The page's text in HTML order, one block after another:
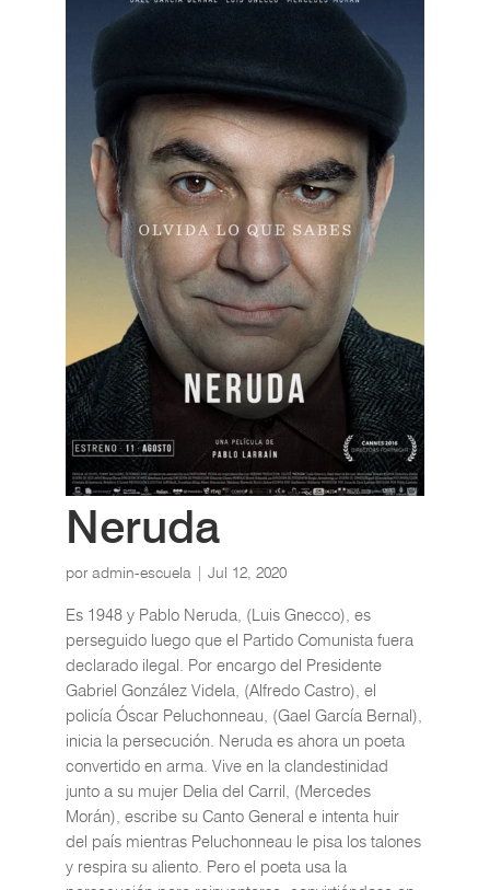
Neruda
por admin-escuela| Jul 12, 2020
Es 1948 y Pablo Neruda, (Luis Gnecco), es
perseguido luego que el Partido Comunista fuera
declarado ilegal. Por encargo del Presidente
Gabriel González Videla, (Alfredo Castro), el
policía Óscar Peluchonneau, (Gael García Bernal),
inicia la persecución. Neruda es ahora un poeta
convertido en arma. Vive en la clandestinidad
junto a su mujer Delia del Carril, (Mercedes
Morán), escribe su Canto General e intenta huir
del país mientras Peluchonneau le pisa los talones
y respira su aliento. Pero el poeta usa la